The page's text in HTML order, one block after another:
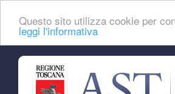
Questo sito utilizza cookie per
leggi l'informativa